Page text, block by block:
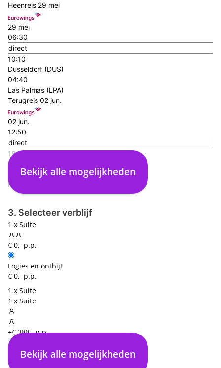
Heenreis 29 mei
29 mei
06:30
direct
10:10
Dusseldorf (DUS)
04:40
Las Palmas (LPA)
Terugreis 02 jun.
02 jun.
12:50
direct
18:15
Las Palmas (LPA)
04:25
Dusseldorf (DUS)
Bekijk alle mogelijkheden
3. Selecteer verblijf
1 x Suite
€ 0,- p.p.
Logies en ontbijt
€ 0,- p.p.
1 x Suite
1 x Suite
+€ 388,- p.p.
Logies en ontbijt
€ 0,- p.p.
Bekijk alle mogelijkheden